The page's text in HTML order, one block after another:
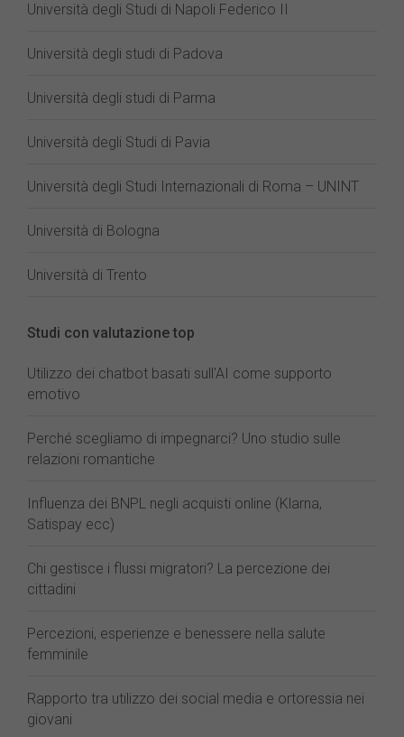
Università degli Studi di Napoli Federico II
Università degli studi di Padova
Università degli studi di Parma
Università degli Studi di Pavia
Università degli Studi Internazionali di Roma – UNINT
Università di Bologna
Università di Trento
Studi con valutazione top
Utilizzo dei chatbot basati sull'AI come supporto
emotivo
Perché scegliamo di impegnarci? Uno studio sulle
relazioni romantiche
Influenza dei BNPL negli acquisti online (Klarna,
Satispay ecc)
Chi gestisce i flussi migratori? La percezione dei
cittadini
Percezioni, esperienze e benessere nella salute
femminile
Rapporto tra utilizzo dei social media e ortoressia nei
giovani